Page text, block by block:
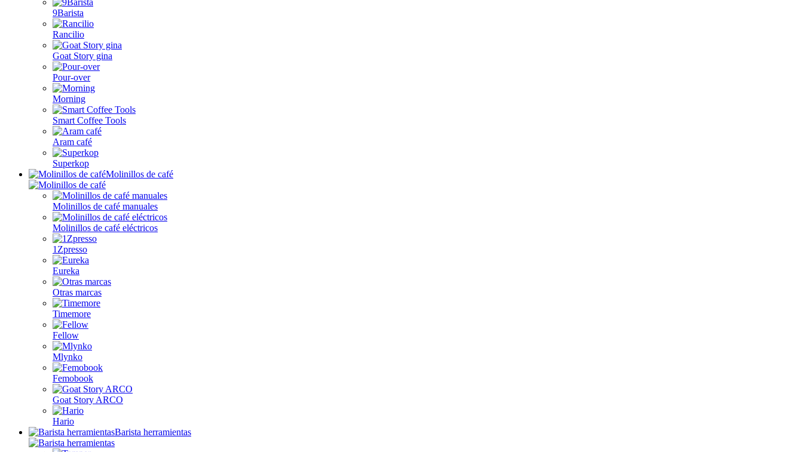
9Barista
Rancilio
Goat Story gina
Pour-over
Morning
Smart Coffee Tools
Aram café
Superkop
Molinillos de café
Molinillos de café manuales
Molinillos de café eléctricos
1Zpresso
Eureka
Otras marcas
Timemore
Fellow
Mlynko
Femobook
Goat Story ARCO
Hario
Barista herramientas